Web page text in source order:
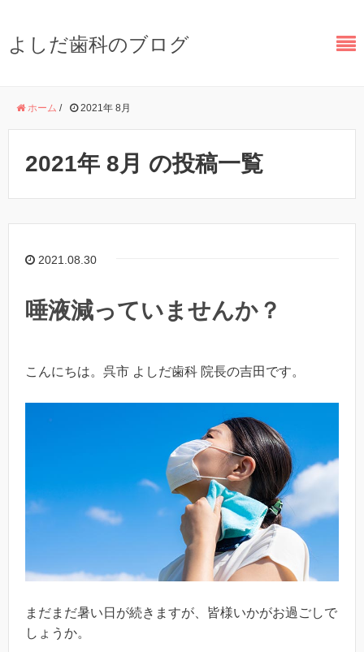
よしだ歯科のブログ
ホーム / 2021年 8月
2021年 8月 の投稿一覧
2021.08.30
唾液減っていませんか？
こんにちは。呉市 よしだ歯科 院長の吉田です。
まだまだ暑い日が続きますが、皆様いかがお過ごしで
しょうか。